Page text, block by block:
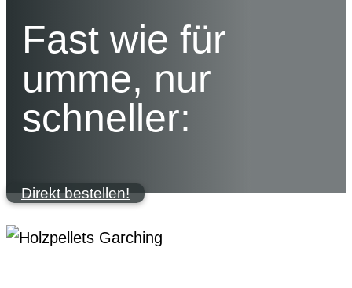
Fast wie für
umme, nur
schneller:
Direkt bestellen!